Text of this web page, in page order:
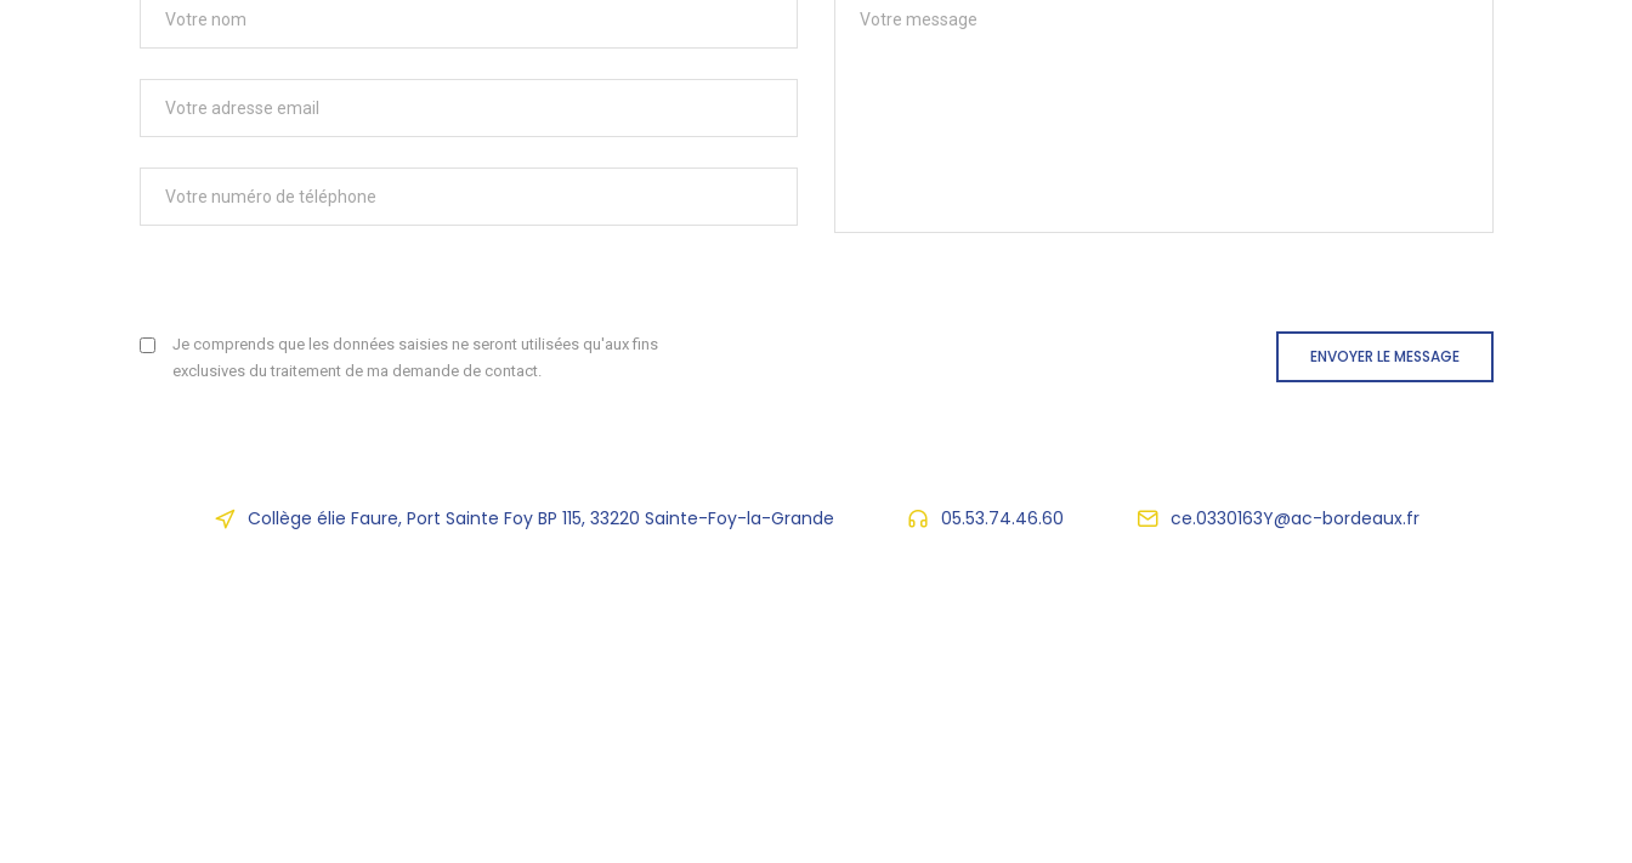
Je comprends que les données saisies ne seront utilisées qu'aux fins
exclusives du traitement de ma demande de contact.
ENVOYER LE MESSAGE
Collège élie Faure, Port Sainte Foy BP 115, 33220 Sainte-Foy-la-Grande 05.53.74.46.60 ce.0330163Y@ac-bordeaux.fr